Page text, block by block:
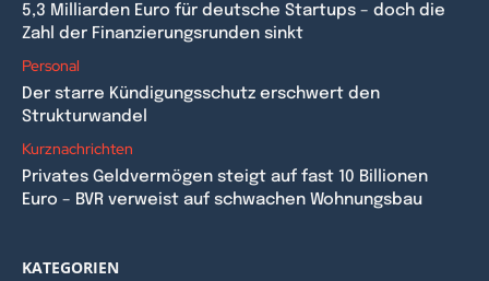
5,3 Milliarden Euro für deutsche Startups – doch die
Zahl der Finanzierungsrunden sinkt
Personal
Der starre Kündigungsschutz erschwert den
Strukturwandel
Kurznachrichten
Privates Geldvermögen steigt auf fast 10 Billionen
Euro – BVR verweist auf schwachen Wohnungsbau
KATEGORIEN